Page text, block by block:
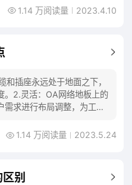
1.14 万阅读量 2023.4.10
和插座永远处于地面之下，
。2.灵活：OA网络地板上的
求进行布局调整，为工作
1.14 万阅读量 2023.5.24
别